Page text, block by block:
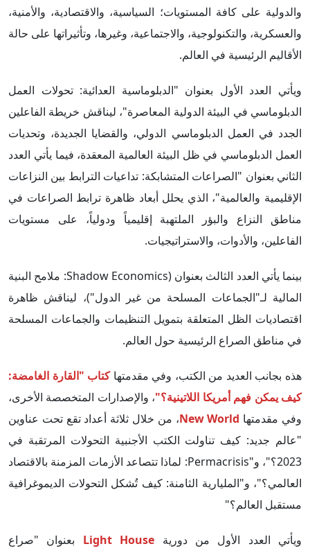
والدولية على كافة المستويات؛ السياسية، والاقتصادية، والأمنية،
والعسكرية، والتكنولوجية، والاجتماعية، وغيرها، وتأثيراتها على حالة
الأقاليم الرئيسية في العالم.
ويأتي العدد الأول بعنوان "الدبلوماسية العدائية: تحولات العمل
الدبلوماسي في البيئة الدولية المعاصرة"، ليناقش خريطة الفاعلين
الجدد في العمل الدبلوماسي الدولي، والقضايا الجديدة، وتحديات
العمل الدبلوماسي في ظل البيئة العالمية المعقدة، فيما يأتي العدد
الثاني بعنوان "الصراعات المتشابكة: تداعيات الترابط بين النزاعات
الإقليمية والعالمية"، الذي يحلل أبعاد ظاهرة ترابط الصراعات في
مناطق النزاع والبؤر الملتهبة إقليمياً ودولياً، على مستويات
الفاعلين، والأدوات، والاستراتيجيات.
بينما يأتي العدد الثالث بعنوان (Shadow Economics: ملامح البنية
المالية لـ"الجماعات المسلحة من غير الدول")، ليناقش ظاهرة
اقتصاديات الظل المتعلقة بتمويل التنظيمات والجماعات المسلحة
في مناطق الصراع الرئيسية حول العالم.
هذه بجانب العديد من الكتب، وفي مقدمتهاكتاب "القارة الغامضة:
كيف يمكن فهم أمريكا اللاتينية؟"، والإصدارات المتخصصة الأخرى،
وفي مقدمتها New World، من خلال ثلاثة أعداد تقع تحت عناوين
"عالم جديد: كيف تناولت الكتب الأجنبية التحولات المرتقبة في
2023؟"، و"Permacrisis: لماذا تتصاعد الأزمات المزمنة بالاقتصاد
العالمي؟"، و"المليارية الثامنة: كيف تُشكل التحولات الديموغرافية
مستقبل العالم؟"
ويأتي العدد الأول من دورية Light House بعنوان "صراع